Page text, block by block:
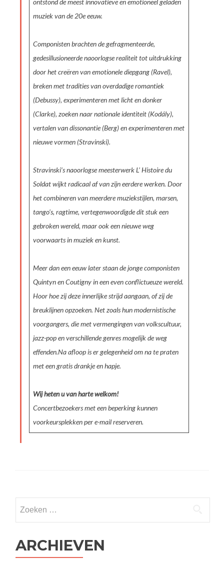
ontstond de meest innovatieve en emotioneel geladen
muziek van de 20e eeuw.
Componisten brachten de gefragmenteerde,
gedesillusioneerde naoorlogse realiteit tot uitdrukking
door het creëren van emotionele diepgang (Ravel),
breken met tradities van overdadige romantiek
(Debussy), experimenteren met licht en donker
(Clarke), zoeken naar nationale identiteit (Kodály),
vertalen van dissonantie (Berg) en experimenteren met
nieuwe vormen (Stravinski).
Stravinski’s naoorlogse meesterwerk L’ Histoire du
Soldat wijkt radicaal af van zijn eerdere werken. Door
het combineren van meerdere muziekstijlen, marsen,
tango’s, ragtime, vertegenwoordigde dit stuk een
gebroken wereld, maar ook een nieuwe weg
voorwaarts in muziek en kunst.
Meer dan een eeuw later staan de jonge componisten
Quintyn en Coutigny in een even conflictueuze wereld.
Hoor hoe zij deze innerlijke strijd aangaan, of zij de
breuklijnen opzoeken. Net zoals hun modernistische
voorgangers, die met vermengingen van volkscultuur,
jazz-pop en verschillende genres mogelijk de weg
effenden.Na afloop is er gelegenheid om na te praten
met een gratis drankje en hapje.
Wij heten u van harte welkom!
Concertbezoekers met een beperking kunnen
voorkeursplekken per e-mail reserveren.
Bericht
navigatie
naar:
ARCHIEVEN